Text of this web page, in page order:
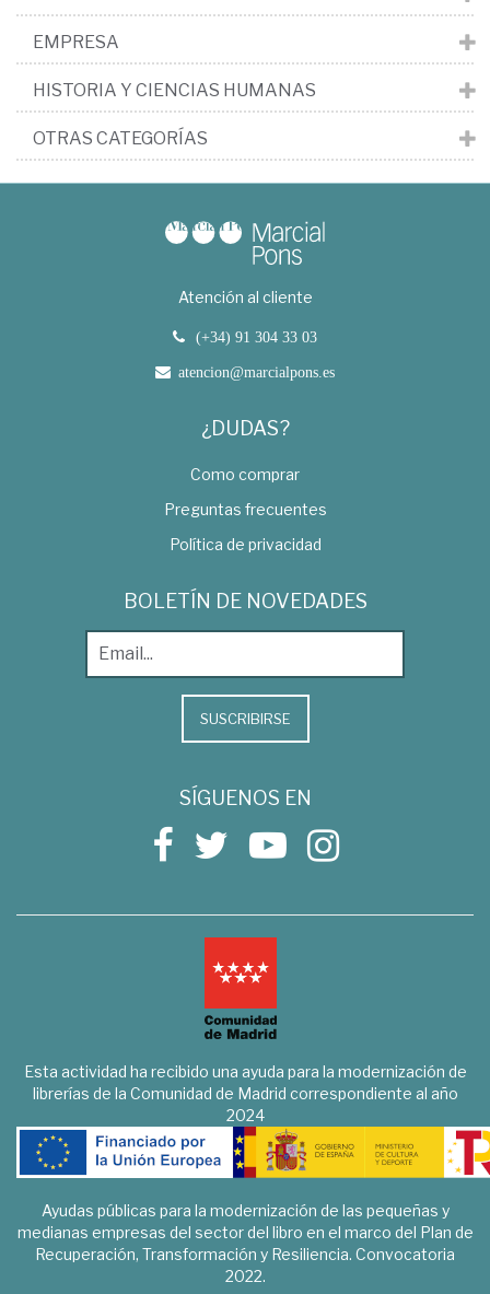
EMPRESA
HISTORIA Y CIENCIAS HUMANAS
OTRAS CATEGORÍAS
Atención al cliente
(+34) 91 304 33 03
atencion@marcialpons.es
¿DUDAS?
Como comprar
Preguntas frecuentes
Política de privacidad
BOLETÍN DE NOVEDADES
SUSCRIBIRSE
SÍGUENOS EN
Esta actividad ha recibido una ayuda para la modernización de
librerías de la Comunidad de Madrid correspondiente al año
2024
Ayudas públicas para la modernización de las pequeñas y
medianas empresas del sector del libro en el marco del Plan de
Recuperación, Transformación y Resiliencia. Convocatoria
2022.